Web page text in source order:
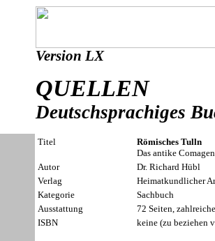
Version LX
QUELLEN
Deutschsprachiges
Titel
Römisches Tulln
Das antike
Autor
Dr. Richard Hübl
Verlag
Heimatkundlicher
Kategorie
Sachbuch
Ausstattung
72 Seiten,
ISBN
keine (zu beziehen